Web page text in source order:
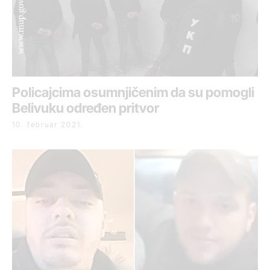
Policajcima osumnjičenim da su pomogli
Belivuku određen pritvor
10. februar 2021.